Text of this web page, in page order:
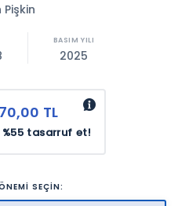
Pişkin
2025
TL
%55 tasarruf et!
SEÇİN: